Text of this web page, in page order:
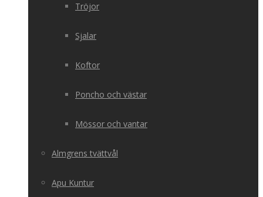
Tröjor
Sjalar
Koftor
Poncho och västar
Mössor och vantar
Almgrens tvättvål
Apu Kuntur